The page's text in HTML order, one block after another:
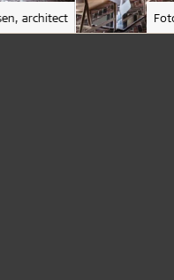
architect